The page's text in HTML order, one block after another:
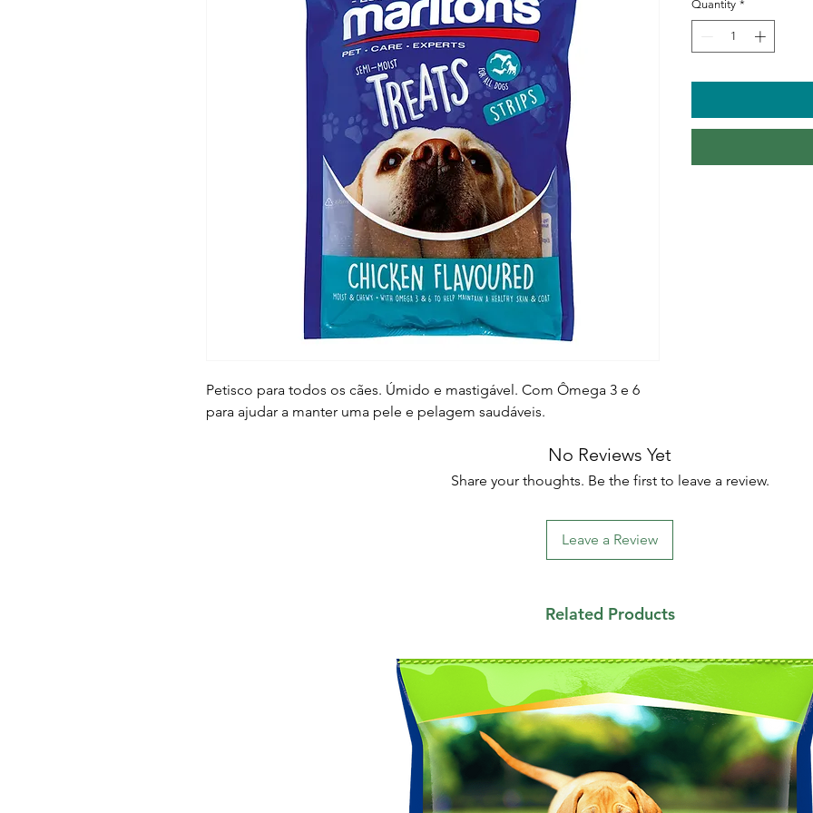
Petisco para todos os cães. Úmido e mastigável. Com Ômega 3 e 6
para ajudar a manter uma pele e pelagem saudáveis.
Quantity *
No Reviews Yet
Share your thoughts. Be the first to leave a review.
Leave a Review
Related Products